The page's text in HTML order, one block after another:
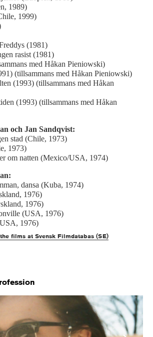
1989)
1999)
(1981)
rasist (1981)
med Håkan Pieniowski)
(tillsammans med Håkan Pieniowski)
(1993) (tillsammans med Håkan
(1993) (tillsammans med Håkan
och Jan Sandqvist:
stad (Chile, 1973)
1973)
om natten (Mexico/USA, 1974)
dansa (Kuba, 1974)
1976)
1976)
(USA, 1976)
1976)
films at Svensk Filmdatabas (SE)